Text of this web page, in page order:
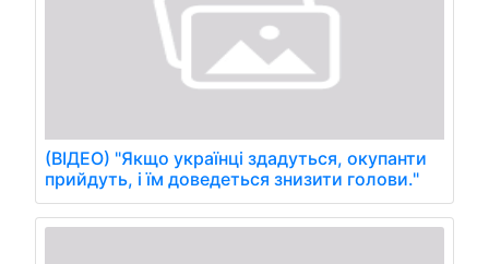
(ВІДЕО) "Якщо українці здадуться, окупанти
прийдуть, і їм доведеться знизити голови."